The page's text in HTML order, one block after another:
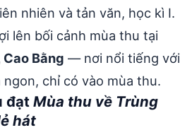
nhiên và tản văn, học kì I.
lên bối cảnh mùa thu tại
Bằng — nơi nổi tiếng với
chỉ có vào mùa thu.
đạt Mùa thu về Trùng
hát